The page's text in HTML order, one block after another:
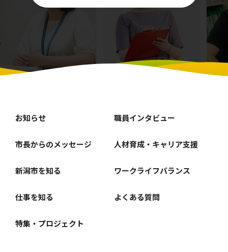
お知らせ
市長からのメッセージ
新潟市を知る
仕事を知る
特集・プロジェクト
職員インタビュー
人材育成・キャリア支援
ワークライフバランス
よくある質問